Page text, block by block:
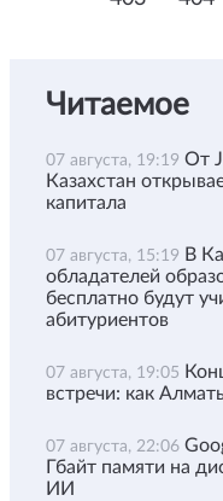
Читаемое
07 августа, 19:19 От
Казахстан
капитала
07 августа, 15:19 В
обладателей
бесплатно будут
абитуриентов
07 августа, 19:05
встречи: как
07 августа, 22:06
Гбайт памяти на
ИИ